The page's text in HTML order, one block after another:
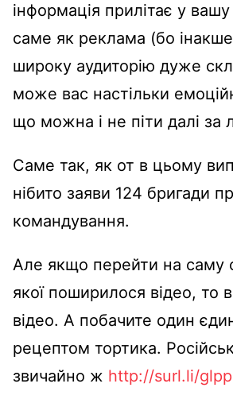
інформація прилітає у вашу
саме як реклама (бо
широку аудиторію дуже
може вас настільки
що можна і не піти далі за
Саме так, як от в цьому
нібито заяви 124 бригади
командування.
Але якщо перейти на саму
якої поширилося відео, то
відео. А побачите один
рецептом тортика.
звичайно ж http://surl.li/